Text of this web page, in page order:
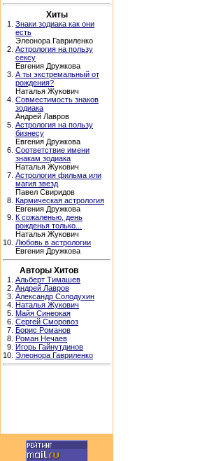
Хиты
1. Знаки зодиака как они
есть
Элеонора Гавриленко
2. Астрология на пользу
сексу
Евгения Дружкова
3. А ты экстремальный от
рождения?
Наталья Жукович
4. Совместимость знаков
зодиака
Андрей Лавров
5. Астрология на пользу
бизнесу
Евгения Дружкова
6. Соответствие имени
знакам зодиака
Наталья Жукович
7. Астрология фильма или
магия звезд
Павел Свиридов
8. Кармическая астрология
Евгения Дружкова
9. К сожаленью, день
рожденья только...
Наталья Жукович
10. Любовь в астрологии
Евгения Дружкова
Авторы Хитов
1. Альберт Тимашев
2. Андрей Лавров
3. Александр Солодухин
4. Наталья Жукович
5. Майя Синеокая
6. Сергей Сморовоз
7. Борис Романов
8. Роман Нечаев
9. Игорь Гайнутдинов
10. Элеонора Гавриленко